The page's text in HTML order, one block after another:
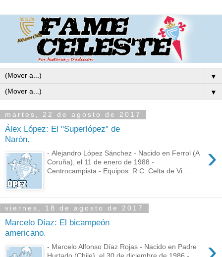
▼
▼
martes, 22 de agosto de 2017
Álex López: El "Superlópez" de
Narón.
›
- Alejandro López Sánchez - Nacido en Ferrol (A
Coruña), el 11 de enero de 1988 -
Centrocampista - Equipos: R.C. Celta de Vi...
viernes, 18 de agosto de 2017
Marcelo Díaz: El bicampeón
americano.
- Marcelo Alfonso Díaz Rojas - Nacido en Padre